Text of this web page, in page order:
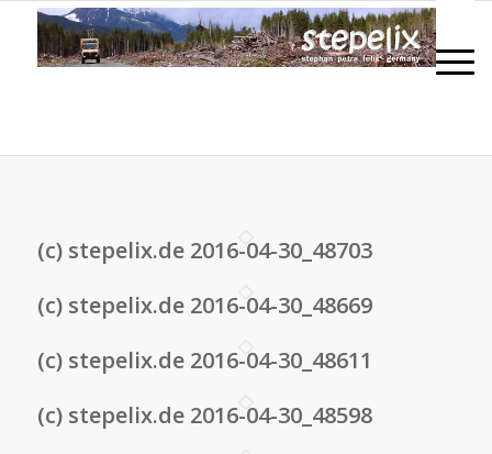
(c) stepelix.de 2016-04-30_48703
(c) stepelix.de 2016-04-30_48669
(c) stepelix.de 2016-04-30_48611
(c) stepelix.de 2016-04-30_48598